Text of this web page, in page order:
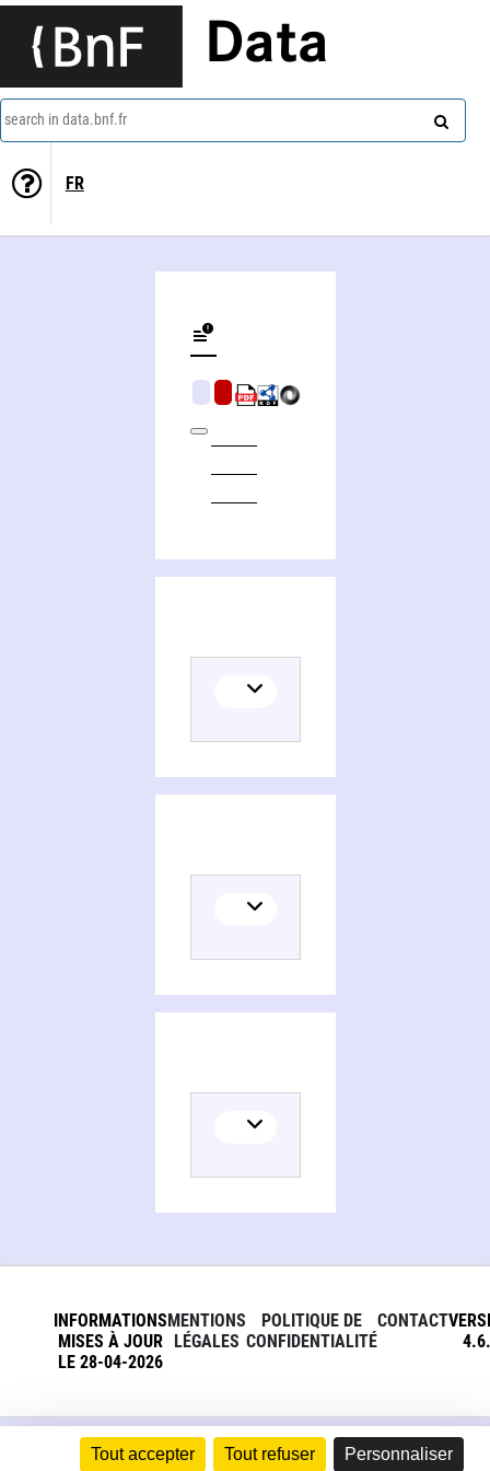
Tout accepter Tout refuser Personnaliser
Data
search in data.bnf.fr
FR
INFORMATIONS
MISES À JOUR
LE 28-04-2026
MENTIONS
LÉGALES
POLITIQUE DE
CONFIDENTIALITÉ
CONTACT